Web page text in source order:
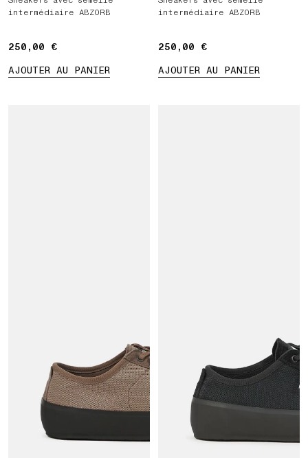
intermédiaire ABZORB
250,00 €
250,00 €
AJOUTER AU PANIER
intermédiaire ABZORB
250,00 €
250,00 €
AJOUTER AU PANIER